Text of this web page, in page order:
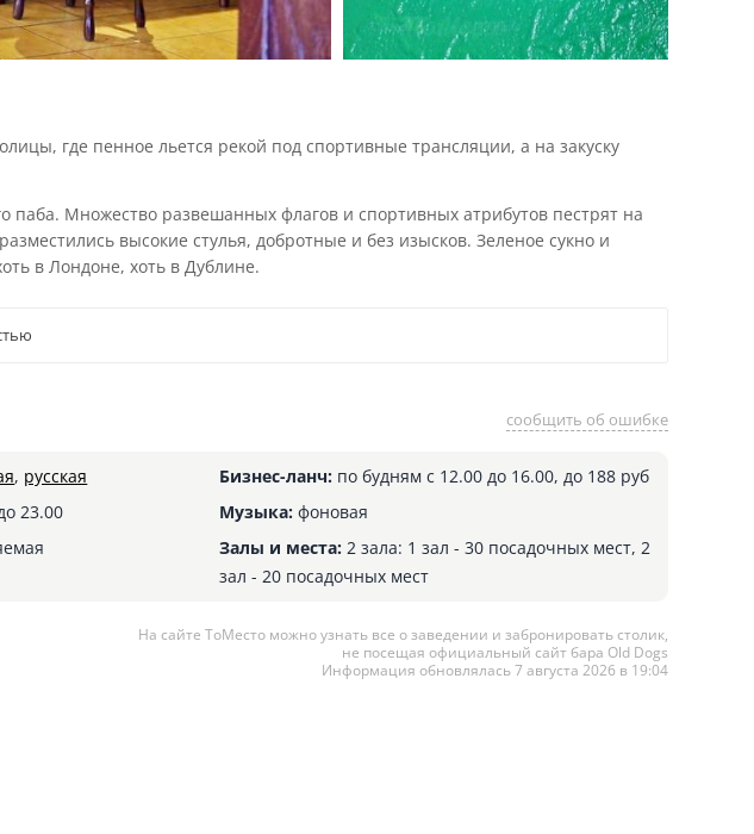
где пенное льется рекой под спортивные трансляции, а на закуску
Множество развешанных флагов и спортивных атрибутов пестрят на
высокие стулья, добротные и без изысков. Зеленое сукно и
в Лондоне, хоть в Дублине.
сообщить об ошибке
, русская
23.00
Бизнес-ланч:по будням с 12.00 до 16.00, до 188 руб
Музыка:фоновая
Залы и места:2 зала: 1 зал - 30 посадочных мест, 2
зал - 20 посадочных мест
На сайте ТоМесто можно узнать все о заведении и забронировать столик,
не посещая официальный сайт бара Old Dogs
Информация обновлялась 7 августа 2026 в 19:04